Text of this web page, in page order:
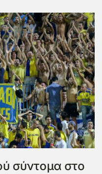
σύντομα στο